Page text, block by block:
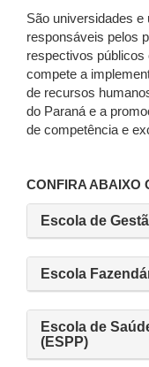
São universidades e
responsáveis pelos
respectivos
compete a
de recursos
do Paraná e a
de competência e
CONFIRA ABAIXO
Escola de
Escola
Escola de
(ESPP)